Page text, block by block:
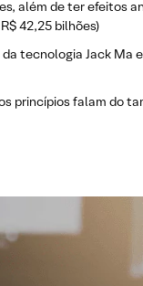
além de ter efeitos
42,25 bilhões)
tecnologia Jack Ma
princípios falam do